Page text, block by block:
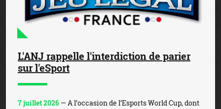
L'ANJ rappelle l'interdiction de parier
sur l'eSport
7 juillet 2026 — A l’occasion de l’Esports World Cup, dont